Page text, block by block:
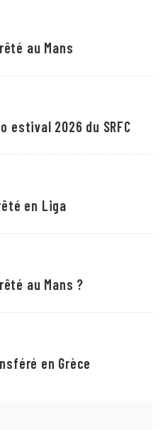
au Mans
estival 2026 du SRFC
en Liga
au Mans ?
en Grèce